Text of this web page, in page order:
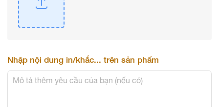
Nhập nội dung in/khắc... trên sản phẩm